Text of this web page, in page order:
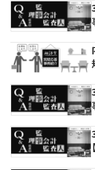
【連載】公益
【連載】公益
【連載】公益
【連載】実務と
【連載】事務
【連載】テー
【連載】悩み
【連載】非営
プライバシーポリ